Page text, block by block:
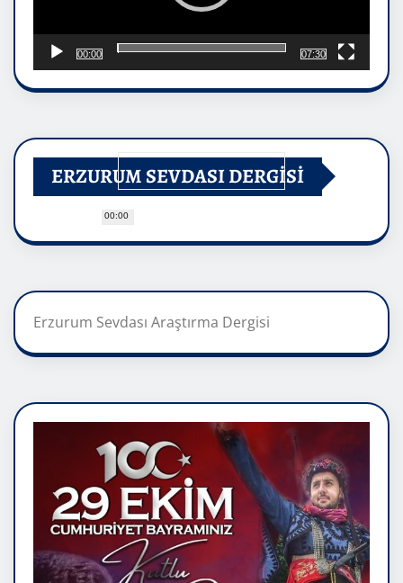
00:00
00:00
07:30
ERZURUM SEVDASI DERGİSİ
Erzurum Sevdası Araştırma Dergisi